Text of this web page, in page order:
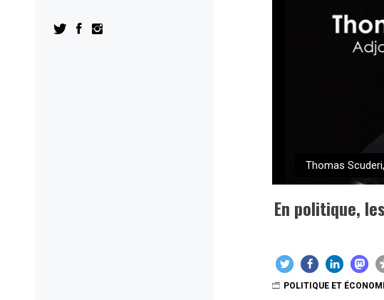
Thomas
En politique,
POLITIQUE ET